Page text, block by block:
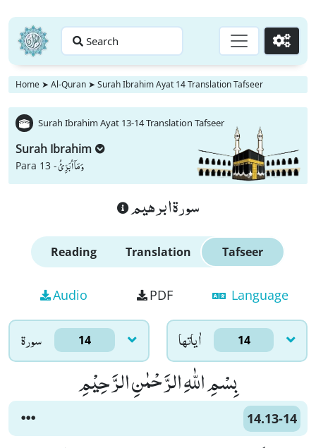
Search Go
Home ➤ Al-Quran ➤ Surah Ibrahim Ayat 14 Translation Tafseer
Surah Ibrahim Ayat 13-14 Translation Tafseer
Surah Ibrahim
Para 13 -وَ مَاۤ اُبَرِّئُ
سورة ابرهيم
Reading Translation Tafseer
Audio PDF Language
سورۃ 14 اٰياتها 14
بِسْمِ اللّٰهِ الرَّحْمٰنِ الرَّحِیْمِ
14.13-14